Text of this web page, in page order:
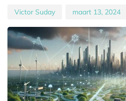
Victor Suday maart 13, 2024